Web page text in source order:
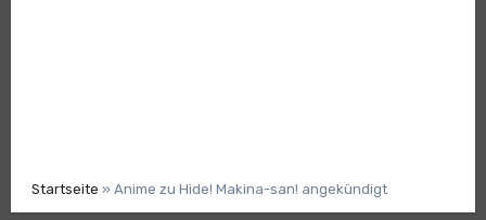
Startseite » Anime zu Hide! Makina-san! angekündigt